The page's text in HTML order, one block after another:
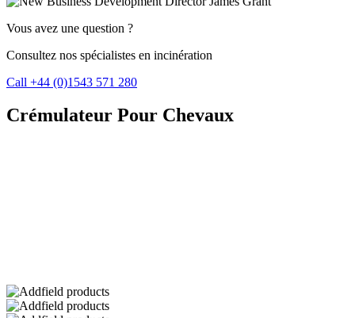
Vous avez une question ?
Consultez nos spécialistes en incinération
Call +44 (0)1543 571 280
Crémulateur Pour Chevaux